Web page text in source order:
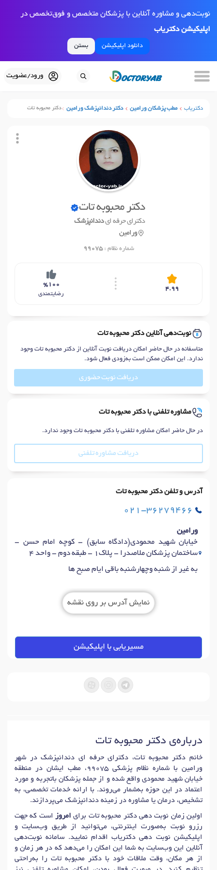
نوبت‌دهی و مشاوره آنلاین با پزشکان متخصص و فوق‌تخصص در
اپلیکیشن دکتریاب
دانلود اپلیکیشن بستن
ورود/عضویت
دکتریاب مطب پزشکان ورامین دکتر دندانپزشک ورامین دکتر محبوبه تات
دکتر محبوبه تات
دکترای حرفه ایدندانپزشک
ورامین
شماره نظام :99075
4.99
%100
رضایتمندی
نوبت‌دهی آنلاین دکتر محبوبه تات
متاسفانه در حال حاضر امکان دریافت نوبت آنلاین از دکتر محبوبه تات وجود
ندارد. این امکان ممکن است به‌زودی فعال شود.
دریافت نوبت حضوری
مشاوره تلفنی با دکتر محبوبه تات
در حال حاضر امکان مشاوره تلفنی با دکتر محبوبه تات وجود ندارد.
دریافت مشاوره تلفنی
آدرس و تلفن دکتر محبوبه تات
021-36279466
ورامین
خیابان شهید محمودی(دادگاه سابق) - کوچه امام حسن -
ساختمان پزشکان ملاصدرا - پلاک1 - طبقه دوم - واحد 4
به غیر از شنبه وچهارشنبه باقی ایام صبح ها
نمایش آدرس بر روی نقشه
مسیریابی با اپلیکیشن
درباره‌ی دکتر محبوبه تات
خانم دکتر محبوبه تات، دکترای حرفه ای دندانپزشک در شهر
ورامین با شماره نظام پزشکی 99075، مطب ایشان در منطقه
خیابان شهید محمودی واقع شده و از جمله پزشکان باتجربه و مورد
اعتماد در این حوزه به‌شمار می‌روند. با ارائه خدمات تخصصی، به
تشخیص، درمان یا مشاوره در زمینه دندانپزشک می‌پردازند.
اولین زمان نوبت دهی دکتر محبوبه تات برای امروز است که جهت
رزرو نوبت به‌صورت اینترنتی، می‌توانید از طریق وب‌سایت و
اپلیکیشن نوبت دهی دکتریاب اقدام نمایید. سامانه نوبت‌دهی
آنلاین این وب‌سایت به شما این امکان را می‌دهد که در هر زمان و
از هر مکان، وقت ملاقات خود با دکتر محبوبه تات را به‌راحتی